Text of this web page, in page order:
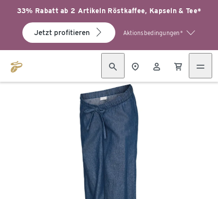
33% Rabatt ab 2 Artikeln Röstkaffee, Kapseln & Tee*
Jetzt profitieren Aktionsbedingungen*